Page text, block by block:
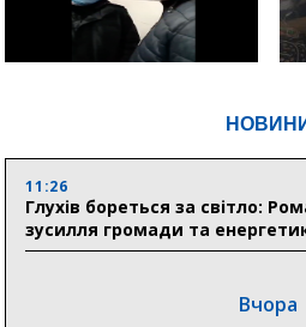
11:26
Глухів бореться за світло:
зусилля громади та
Вчора